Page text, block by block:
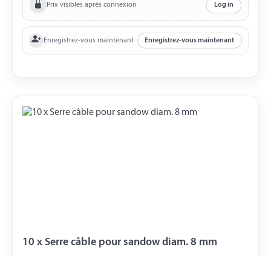
Prix visibles après connexion Log in
Enregistrez-vous maintenant Enregistrez-vous maintenant
10 x Serre câble pour sandow diam. 8 mm